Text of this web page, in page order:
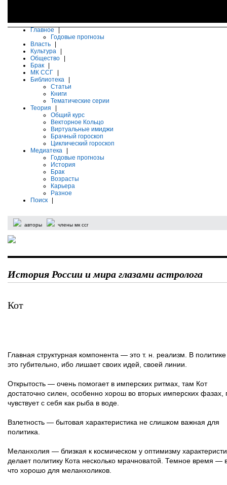
Главное
Годовые прогнозы
Власть
Культура
Общество
Брак
МК ССГ
Библиотека
Статьи
Книги
Тематические серии
Теория
Общий курс
Векторное Кольцо
Виртуальные имиджи
Брачный гороскоп
Циклический гороскоп
Медиатека
Годовые прогнозы
История
Брак
Возрасты
Карьера
Разное
Поиск
авторы члены мк ссг
История России и мира глазами астролога
Кот
Главная структурная компонента — это т. н. реализм. В
это губительно, ибо лишает своих идей, своей линии.
Открытость — очень помогает в имперских ритмах, там Кот
достаточно силен, особенно хорош во вторых имперских фазах,
чувствует с себя как рыба в воде.
Взлетность — бытовая характеристика не слишком важная для
политика.
Меланхолия — близкая к космическом у оптимизму
делает политику Кота несколько мрачноватой. Темное время —
что хорошо для меланхоликов.